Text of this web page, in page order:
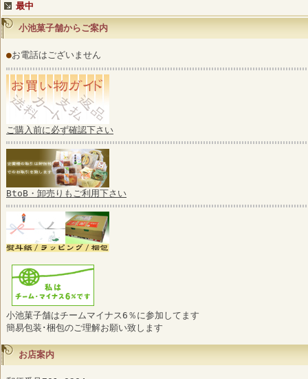
最中
小池菓子舗からご案内
●お電話はございません
ご購入前に必ず確認下さい
BtoB・卸売りもご利用下さい
小池菓子舗はチームマイナス6％に参加してます
簡易包装･梱包のご理解お願い致します
お店案内